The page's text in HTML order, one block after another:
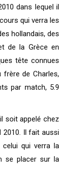
dans lequel il
qui verra les
hollandais, des
de la Grèce en
tête connues
frère de Charles,
par match, 5.9
soit appelé chez
2010. Il fait aussi
celui qui verra la
se placer sur la